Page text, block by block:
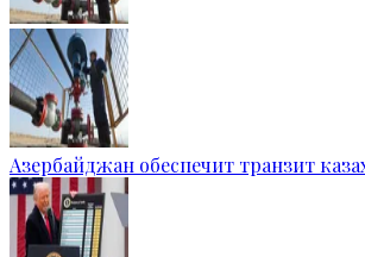
Азербайджан обеспечит транзит